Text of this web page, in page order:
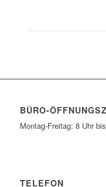
BÜRO-
Montag-Freitag: 8 Uhr
TELEFON